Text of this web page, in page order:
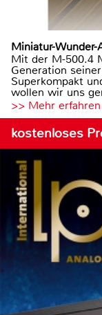
Miniatur-Wunder-
Mit der M-500.4
Generation
Superkompakt
wollen wir uns
>> Mehr erfahren
kostenloses